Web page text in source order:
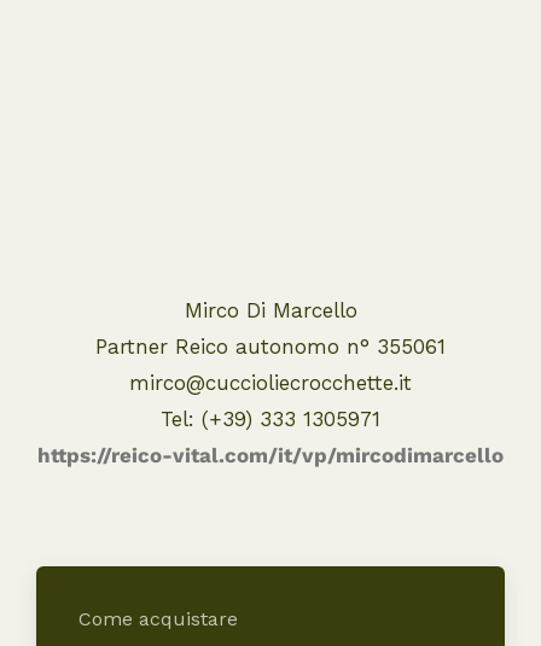
Mirco Di Marcello
Partner Reico autonomo n° 355061
mirco@cuccioliecrocchette.it
Tel: (+39) 333 1305971
https://reico-vital.com/it/vp/mircodimarcello
Come acquistare